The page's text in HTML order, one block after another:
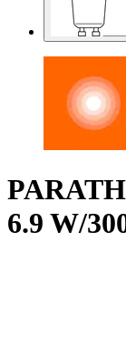
6.9 W/